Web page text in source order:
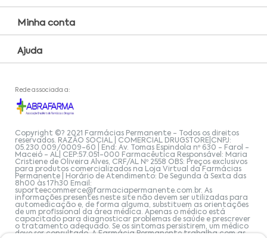
Minha conta
Ajuda
Rede associada a:
Copyright ©? 2021 Farmácias Permanente - Todos os direitos
reservados. RAZÃO SOCIAL | COMERCIAL DRUGSTORE|CNPJ:
05.230.009/0009-60 | End: Av. Tomas Espindola nº 630 - Farol -
Maceió - AL| CEP:57.051-000 Farmacêutica Responsável: Maria
Cristiene de Oliveira Alves, CRF/AL Nº 2558 OBS: Preços exclusivos
para produtos comercializados na Loja Virtual da Farmácias
Permanente | Horário de Atendimento: De Segunda à Sexta das
8h00 às 17h30 Email:
suporteecommerce@farmaciapermanente.com.br. As
informações presentes neste site não devem ser utilizadas para
automedicação e, de forma alguma, substituem as orientações
de um profissional da área médica. Apenas o médico está
capacitado para diagnosticar problemas de saúde e prescrever
o tratamento adequado. Se os sintomas persistirem, um médico
deve ser consultado. A Farmácia Permanente trabalha com as